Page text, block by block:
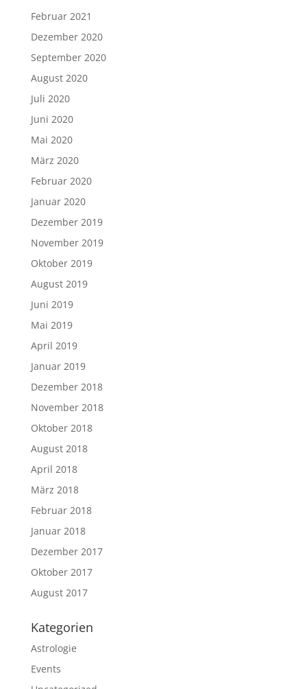
Februar 2021
Dezember 2020
September 2020
August 2020
Juli 2020
Juni 2020
Mai 2020
März 2020
Februar 2020
Januar 2020
Dezember 2019
November 2019
Oktober 2019
August 2019
Juni 2019
Mai 2019
April 2019
Januar 2019
Dezember 2018
November 2018
Oktober 2018
August 2018
April 2018
März 2018
Februar 2018
Januar 2018
Dezember 2017
Oktober 2017
August 2017
Kategorien
Astrologie
Events